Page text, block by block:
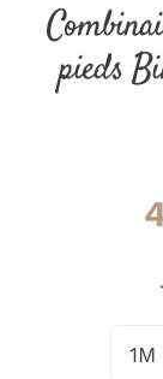
pieds